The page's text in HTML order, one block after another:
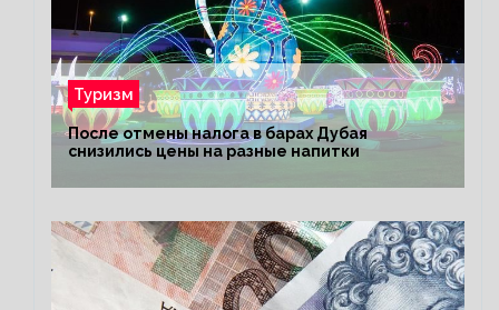
Туризм
После отмены налога в барах Дубая
снизились цены на разные напитки